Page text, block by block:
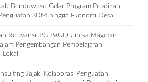
Bondowoso Gelar Program Pelatihan
SDM hingga Ekonomi Desa
Relevansi, PG PAUD Unesa Magetan
Pengembangan Pembelajaran
Lokal
Jajaki Kolaborasi Penguatan